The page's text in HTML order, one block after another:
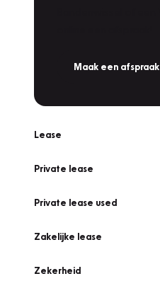
Maak een afspraak
Lease
Private lease
Private lease used
Zakelijke lease
Zekerheid